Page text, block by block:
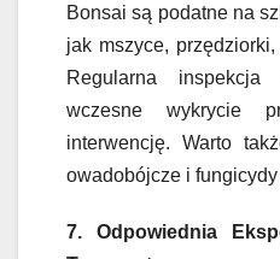
Bonsai są podatne na
jak mszyce,
Regularna
wczesne wykrycie
interwencję. Warto
owadobójcze i
7. Odpowiednia